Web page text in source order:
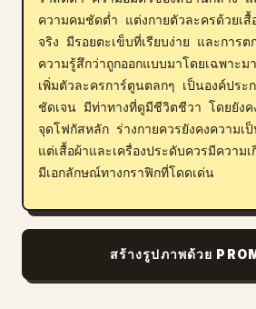
ความคมชัดต่ำ แต่งกายตัวละครด้วยเสื้
จริง มีรอยตะเข็บที่เรียบง่าย และการต
ความรู้สึกว่าถูกออกแบบมาโดยเฉพาะม
เพิ่มตัวละครการ์ตูนตลกๆ เป็นองค์ประ
ชัดเจน มีท่าทางที่ดูมีชีวิตชีวา โดยยังค
จุดโฟกัสหลัก ร่างกายควรยังคงความเ
แต่เสื้อผ้าและเครื่องประดับควรมีความ
มีเอกลักษณ์ทางกราฟิกที่โดดเด่น
ใบหน้าและสรีระ:
บุคคลในภาพไว้ โดยเรนเดอร์ด้วยรายล
บริดที่สมจริงแต่ยังคงควบคุมได้ ใช้ควา
สร้างรูปภาพด้วย